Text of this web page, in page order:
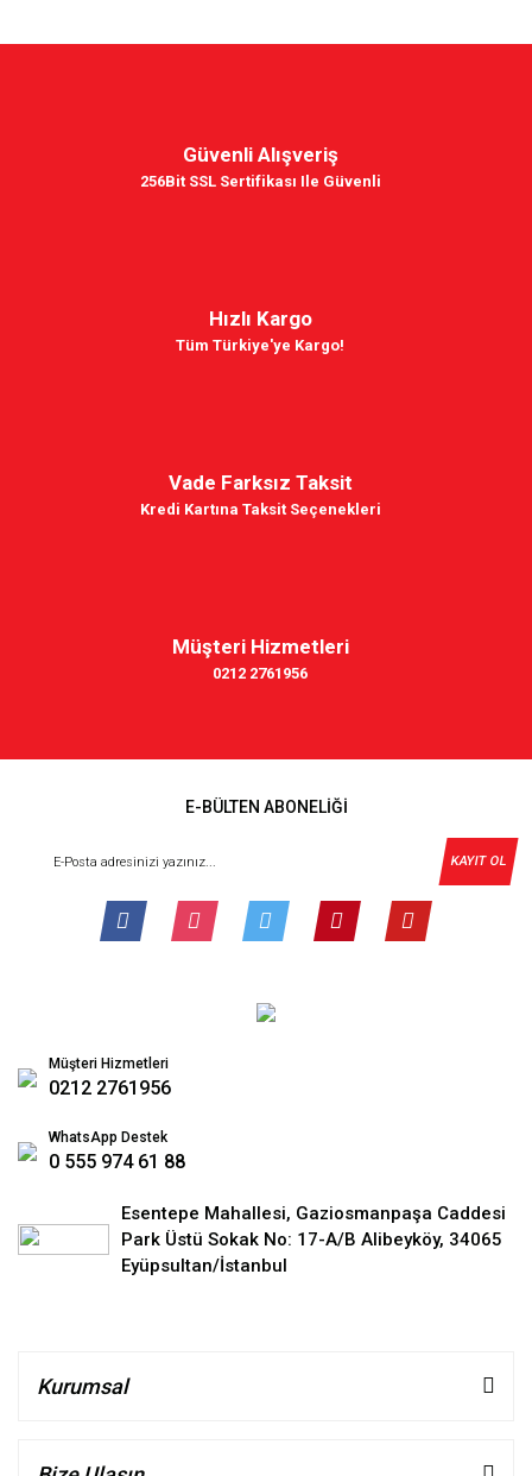
Güvenli Alışveriş
256Bit SSL Sertifikası Ile Güvenli
Hızlı Kargo
Tüm Türkiye'ye Kargo!
Vade Farksız Taksit
Kredi Kartına Taksit Seçenekleri
Müşteri Hizmetleri
0212 2761956
E-BÜLTEN ABONELİĞİ
KAYIT OL
Müşteri Hizmetleri
0212 2761956
WhatsApp Destek
0 555 974 61 88
Esentepe Mahallesi, Gaziosmanpaşa Caddesi
Park Üstü Sokak No: 17-A/B Alibeyköy, 34065
Eyüpsultan/İstanbul
Kurumsal